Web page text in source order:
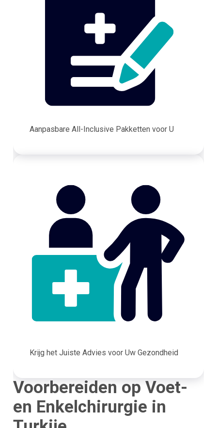
Aanpasbare All-Inclusive Pakketten voor U
Krijg het Juiste Advies voor Uw Gezondheid
Voorbereiden op Voet-
en Enkelchirurgie in